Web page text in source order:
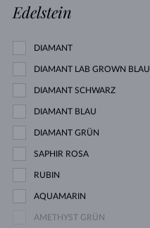
Edelstein
DIAMANT
DIAMANT LAB GROWN BLAU
DIAMANT SCHWARZ
DIAMANT BLAU
DIAMANT GRÜN
SAPHIR ROSA
RUBIN
AQUAMARIN
AMETHYST GRÜN